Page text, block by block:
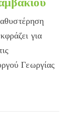
για
Γεωργίας